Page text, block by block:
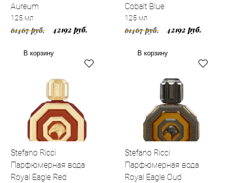
Aureum
125 мл
61467 руб. 42192 руб.
В корзину
Cobalt Blue
125 мл
61467 руб. 42192 руб.
В корзину
Stefano Ricci
Парфюмерная вода
Royal Eagle Red
Stefano Ricci
Парфюмерная вода
Royal Eagle Oud